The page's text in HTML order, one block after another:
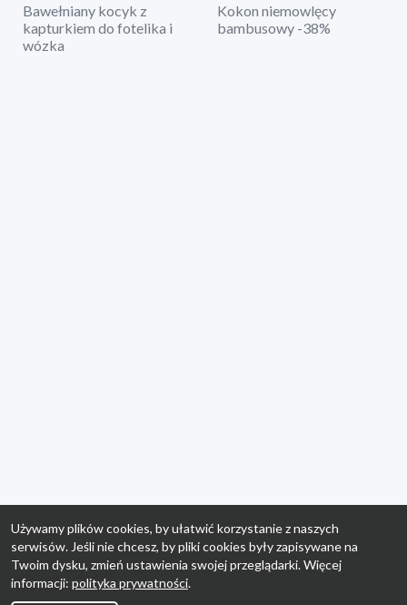
Bawełniany kocyk z
kapturkiem do fotelika i
wózka
Kokon niemowlęcy
bambusowy -38%
Używamy plików cookies, by ułatwić korzystanie z naszych
serwisów. Jeśli nie chcesz, by pliki cookies były zapisywane na
Twoim dysku, zmień ustawienia swojej przeglądarki. Więcej
informacji: polityka prywatności.